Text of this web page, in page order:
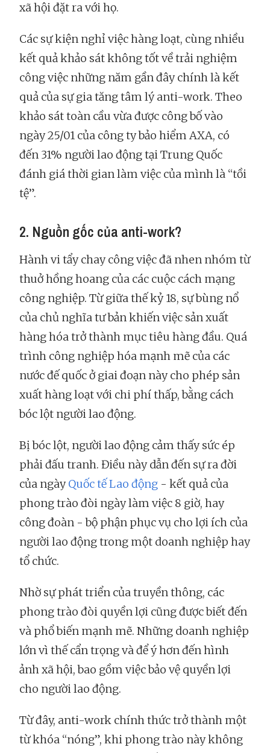
xã hội đặt ra với họ.
Các sự kiện nghỉ việc hàng loạt, cùng nhiều
kết quả khảo sát không tốt về trải nghiệm
công việc những năm gần đây chính là kết
quả của sự gia tăng tâm lý anti-work. Theo
khảo sát toàn cầu vừa được công bố vào
ngày 25/01 của công ty bảo hiểm AXA, có
đến 31% người lao động tại Trung Quốc
đánh giá thời gian làm việc của mình là “tồi
tệ”.
2. Nguồn gốc của anti-work?
Hành vi tẩy chay công việc đã nhen nhóm từ
thuở hồng hoang của các cuộc cách mạng
công nghiệp. Từ giữa thế kỷ 18, sự bùng nổ
của chủ nghĩa tư bản khiến việc sản xuất
hàng hóa trở thành mục tiêu hàng đầu. Quá
trình công nghiệp hóa mạnh mẽ của các
nước đế quốc ở giai đoạn này cho phép sản
xuất hàng loạt với chi phí thấp, bằng cách
bóc lột người lao động.
Bị bóc lột, người lao động cảm thấy sức ép
phải đấu tranh. Điều này dẫn đến sự ra đời
của ngàyQuốc tế Lao động - kết quả của
phong trào đòi ngày làm việc 8 giờ, hay
công đoàn - bộ phận phục vụ cho lợi ích của
người lao động trong một doanh nghiệp hay
tổ chức.
Nhờ sự phát triển của truyền thông, các
phong trào đòi quyền lợi cũng được biết đến
và phổ biến mạnh mẽ. Những doanh nghiệp
lớn vì thế cẩn trọng và để ý hơn đến hình
ảnh xã hội, bao gồm việc bảo vệ quyền lợi
cho người lao động.
Từ đây, anti-work chính thức trở thành một
từ khóa “nóng”, khi phong trào này không